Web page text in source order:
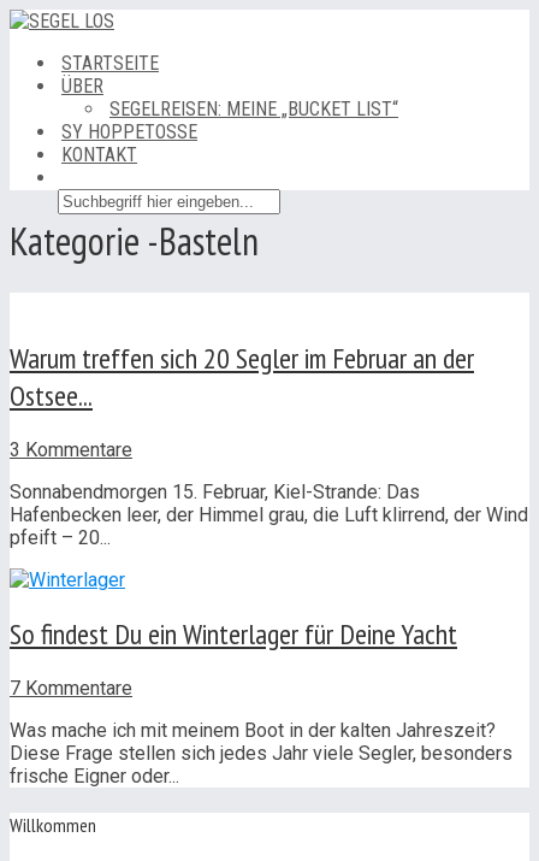
STARTSEITE
ÜBER
SEGELREISEN: MEINE „BUCKET LIST“
SY HOPPETOSSE
KONTAKT
Kategorie -Basteln
Warum treffen sich 20 Segler im Februar an der
Ostsee...
3 Kommentare
Sonnabendmorgen 15. Februar, Kiel-Strande: Das
Hafenbecken leer, der Himmel grau, die Luft klirrend, der Wind
pfeift – 20...
So findest Du ein Winterlager für Deine Yacht
7 Kommentare
Was mache ich mit meinem Boot in der kalten Jahreszeit?
Diese Frage stellen sich jedes Jahr viele Segler, besonders
frische Eigner oder...
Willkommen